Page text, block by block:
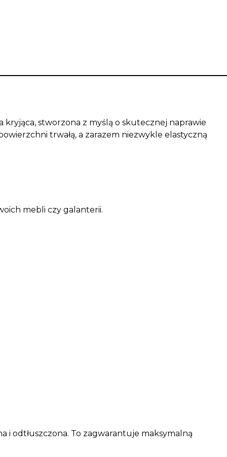
stworzona z myślą o skutecznej naprawie
trwałą, a zarazem niezwykle elastyczną
mebli czy galanterii.
i odtłuszczona. To zagwarantuje maksymalną